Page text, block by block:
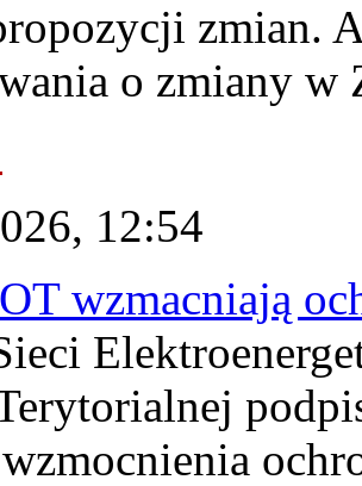
zmian.
o zmiany w
12:54
wzmacniają